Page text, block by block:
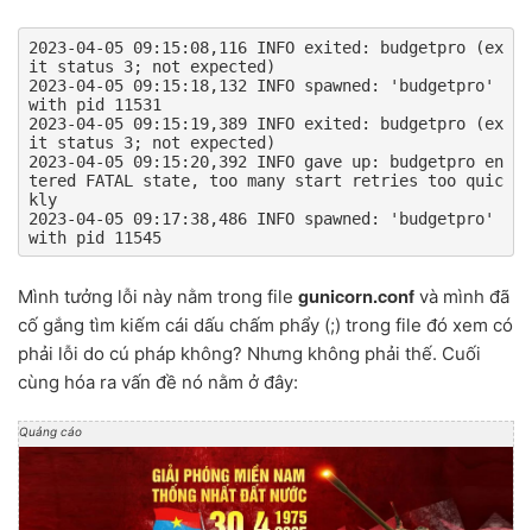
2023-04-05 09:15:08,116 INFO exited: budgetpro (ex
it status 3; not expected)
2023-04-05 09:15:18,132 INFO spawned: 'budgetpro'
with pid 11531
2023-04-05 09:15:19,389 INFO exited: budgetpro (ex
it status 3; not expected)
2023-04-05 09:15:20,392 INFO gave up: budgetpro en
tered FATAL state, too many start retries too quic
kly
2023-04-05 09:17:38,486 INFO spawned: 'budgetpro'
with pid 11545
Mình tưởng lỗi này nằm trong file gunicorn.conf và mình đã
cố gắng tìm kiếm cái dấu chấm phẩy (;) trong file đó xem có
phải lỗi do cú pháp không? Nhưng không phải thế. Cuối
cùng hóa ra vấn đề nó nằm ở đây:
Quảng cáo